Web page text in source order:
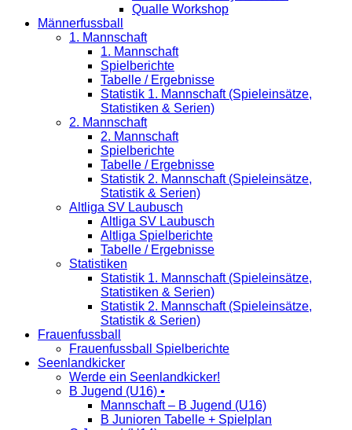
Qualle Workshop
Männerfussball
1. Mannschaft
1. Mannschaft
Spielberichte
Tabelle / Ergebnisse
Statistik 1. Mannschaft (Spieleinsätze,
Statistiken & Serien)
2. Mannschaft
2. Mannschaft
Spielberichte
Tabelle / Ergebnisse
Statistik 2. Mannschaft (Spieleinsätze,
Statistik & Serien)
Altliga SV Laubusch
Altliga SV Laubusch
Altliga Spielberichte
Tabelle / Ergebnisse
Statistiken
Statistik 1. Mannschaft (Spieleinsätze,
Statistiken & Serien)
Statistik 2. Mannschaft (Spieleinsätze,
Statistik & Serien)
Frauenfussball
Frauenfussball Spielberichte
Seenlandkicker
Werde ein Seenlandkicker!
B Jugend (U16) •
Mannschaft – B Jugend (U16)
B Junioren Tabelle + Spielplan